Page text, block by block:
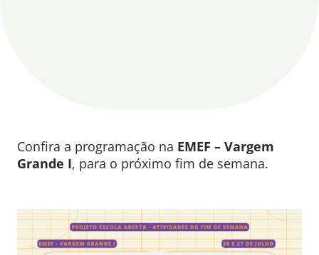
Confira a programação na EMEF – Vargem
Grande I, para o próximo fim de semana.